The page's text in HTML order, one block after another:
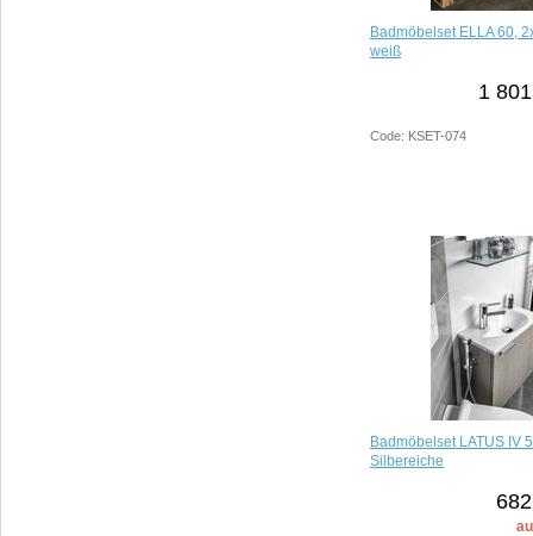
Badmöbelset ELLA 60,
weiß
1
Code: KSET-074
Badmöbelset LATUS IV
Silbereiche